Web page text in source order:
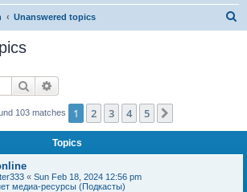
Unanswered topics
Search
103 matches 1 2 3 4 5
Topics
« Sun Feb 18, 2024 12:56 pm
медиа-ресурсы (Подкасты)